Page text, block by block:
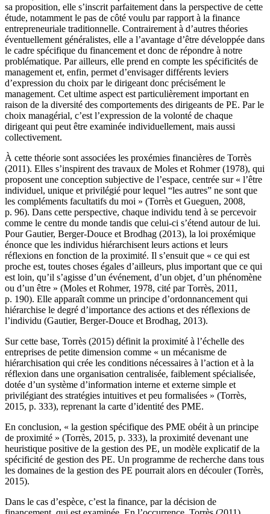
sa proposition, elle s’inscrit parfaitement dans la perspective de cette
étude, notamment le pas de côté voulu par rapport à la finance
entrepreneuriale traditionnelle. Contrairement à d’autres théories
éventuellement généralistes, elle a l’avantage d’être développée dans
le cadre spécifique du financement et donc de répondre à notre
problématique. Par ailleurs, elle prend en compte les spécificités de
management et, enfin, permet d’envisager différents leviers
d’expression du choix par le dirigeant donc précisément le
management. Cet ultime aspect est particulièrement important en
raison de la diversité des comportements des dirigeants de PE. Par le
choix managérial, c’est l’expression de la volonté de chaque
dirigeant qui peut être examinée individuellement, mais aussi
collectivement.
À cette théorie sont associées les proxémies financières de Torrès
(2011). Elles s’inspirent des travaux de Moles et Rohmer (1978), qui
proposent une conception subjective de l’espace, centrée sur « l’être
individuel, unique et privilégié pour lequel “les autres” ne sont que
les compléments facultatifs du moi » (Torrès et Gueguen, 2008,
p. 96). Dans cette perspective, chaque individu tend à se percevoir
comme le centre du monde tandis que celui-ci s’étend autour de lui.
Pour Gautier, Berger-Douce et Brodhag (2013), la loi proxémique
énonce que les individus hiérarchisent leurs actions et leurs
réflexions en fonction de la proximité. Il s’ensuit que « ce qui est
proche est, toutes choses égales d’ailleurs, plus important que ce qui
est loin, qu’il s’agisse d’un événement, d’un objet, d’un phénomène
ou d’un être » (Moles et Rohmer, 1978, cité par Torrès, 2011,
p. 190). Elle apparaît comme un principe d’ordonnancement qui
hiérarchise le degré d’importance des actions et des réflexions de
l’individu (Gautier, Berger-Douce et Brodhag, 2013).
Sur cette base, Torrès (2015) définit la proximité à l’échelle des
entreprises de petite dimension comme « un mécanisme de
hiérarchisation qui crée les conditions nécessaires à l’action et à la
réflexion dans une organisation centralisée, faiblement spécialisée,
dotée d’un système d’information interne et externe simple et
privilégiant des stratégies intuitives et peu formalisées » (Torrès,
2015, p. 333), reprenant la carte d’identité des PME.
En conclusion, « la gestion spécifique des PME obéit à un principe
de proximité » (Torrès, 2015, p. 333), la proximité devenant une
heuristique positive de la gestion des PE, un modèle explicatif de la
spécificité de gestion des PE. Un programme de recherche dans tous
les domaines de la gestion des PE pourrait alors en découler (Torrès,
2015).
Dans le cas d’espèce, c’est la finance, par la décision de